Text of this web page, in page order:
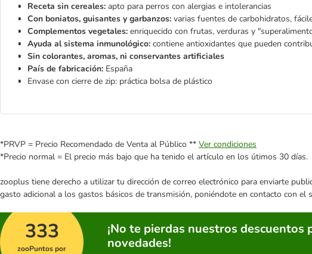
Receta sin cereales: apto para perros con alergias e intolerancias
Con boniatos, guisantes y garbanzos: varias fuentes de carbohidratos,
Complementos vegetales: enriquecido con frutas, verduras y
Ayuda al sistema inmunológico: contiene antioxidantes que pueden
Sin colorantes, aromas, ni conservantes artificiales
País de fabricación: España
Envase con cierre de zip: práctica bolsa de plástico
*PRVP = Precio Recomendado de Venta al Público ** Ver condiciones
*Precio normal = El precio más bajo que ha tenido el artículo en los útimos 30 días.
zooplus tiene derecho a utilizar tu dirección de correo electrónico para enviarte
gasto adicional a los gastos básicos de transmisión, poniéndote en contacto con
333
zooPuntos por
¡No te pierdas nuestros
novedades!